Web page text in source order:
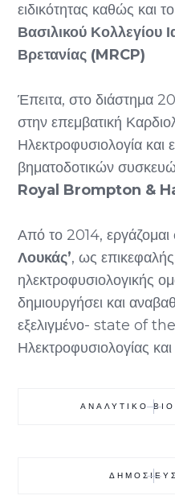
ειδικότητας καθώς και το
Βασιλικού Κολλεγίου
Βρετανίας (MRCP)
Έπειτα, στο διάστημα
στην επεμβατική
Ηλεκτροφυσιολογία
βηματοδοτικών
Royal Brompton &
Από το 2014, εργάζομαι
Λουκάς’, ως
ηλεκτροφυσιολογικής
δημιουργήσει και
εξελιγμένο- state of
Ηλεκτροφυσιολογίας
ΑΝΑΛΥΤΙΚΟ